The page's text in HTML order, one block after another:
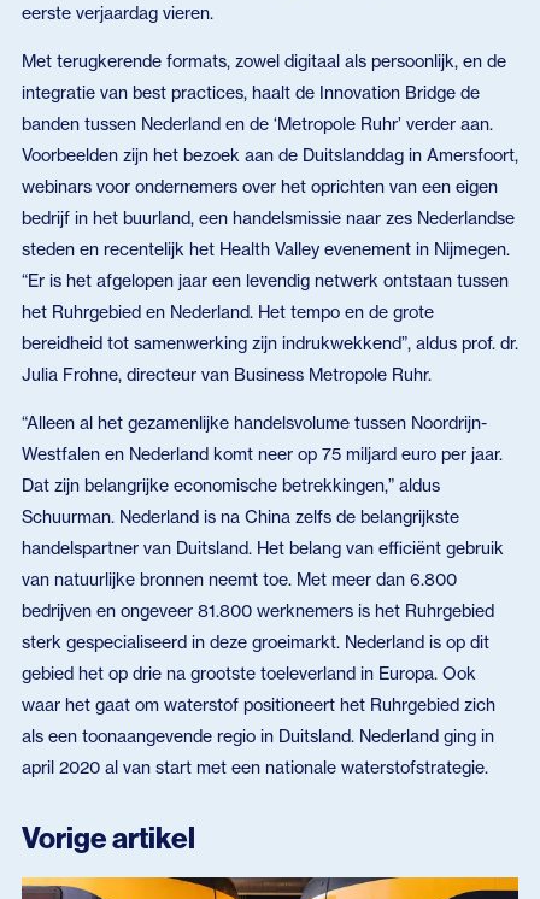
eerste verjaardag vieren.
Met terugkerende formats, zowel digitaal als persoonlijk, en de
integratie van best practices, haalt de Innovation Bridge de
banden tussen Nederland en de ‘Metropole Ruhr’ verder aan.
Voorbeelden zijn het bezoek aan de Duitslanddag in Amersfoort,
webinars voor ondernemers over het oprichten van een eigen
bedrijf in het buurland, een handelsmissie naar zes Nederlandse
steden en recentelijk het Health Valley evenement in Nijmegen.
“Er is het afgelopen jaar een levendig netwerk ontstaan tussen
het Ruhrgebied en Nederland. Het tempo en de grote
bereidheid tot samenwerking zijn indrukwekkend”, aldus prof. dr.
Julia Frohne, directeur van Business Metropole Ruhr.
“Alleen al het gezamenlijke handelsvolume tussen Noordrijn-
Westfalen en Nederland komt neer op 75 miljard euro per jaar.
Dat zijn belangrijke economische betrekkingen,” aldus
Schuurman. Nederland is na China zelfs de belangrijkste
handelspartner van Duitsland. Het belang van efficiënt gebruik
van natuurlijke bronnen neemt toe. Met meer dan 6.800
bedrijven en ongeveer 81.800 werknemers is het Ruhrgebied
sterk gespecialiseerd in deze groeimarkt. Nederland is op dit
gebied het op drie na grootste toeleverland in Europa. Ook
waar het gaat om waterstof positioneert het Ruhrgebied zich
als een toonaangevende regio in Duitsland. Nederland ging in
april 2020 al van start met een nationale waterstofstrategie.
Vorige artikel